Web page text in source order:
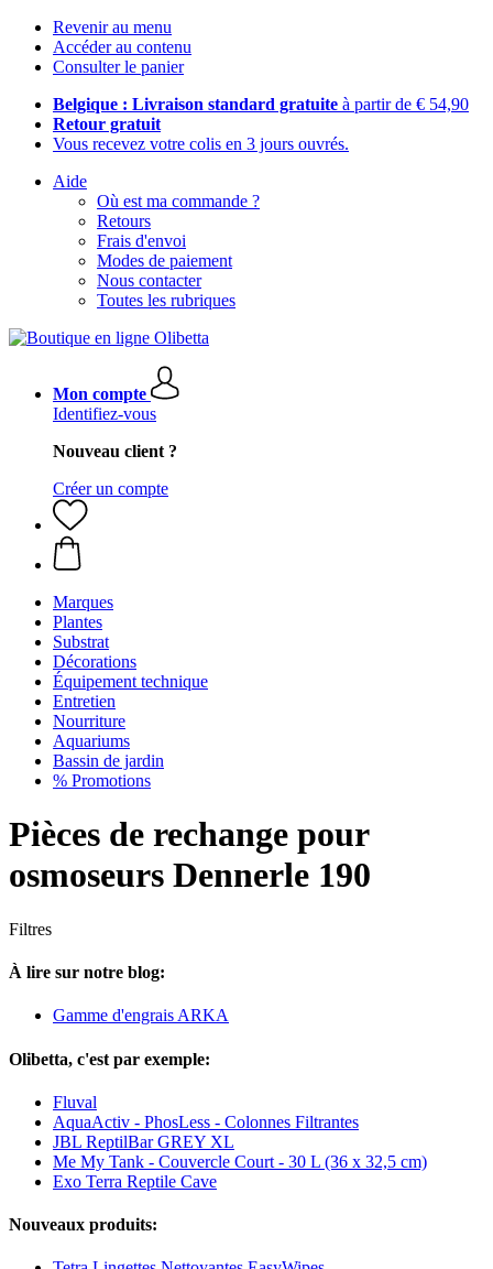
Revenir au menu
Accéder au contenu
Consulter le panier
Belgique : Livraison standard gratuite à partir de € 54,90
Retour gratuit
Vous recevez votre colis en 3 jours ouvrés.
Aide
Où est ma commande ?
Retours
Frais d'envoi
Modes de paiement
Nous contacter
Toutes les rubriques
Mon compte
Identifiez-vous
Nouveau client ?
Créer un compte
Marques
Plantes
Substrat
Décorations
Équipement technique
Entretien
Nourriture
Aquariums
Bassin de jardin
% Promotions
Pièces de rechange pour
osmoseurs Dennerle 190
Filtres
À lire sur notre blog:
Gamme d'engrais ARKA
Olibetta, c'est par exemple:
Fluval
AquaActiv - PhosLess - Colonnes Filtrantes
JBL ReptilBar GREY XL
Me My Tank - Couvercle Court - 30 L (36 x 32,5 cm)
Exo Terra Reptile Cave
Nouveaux produits: